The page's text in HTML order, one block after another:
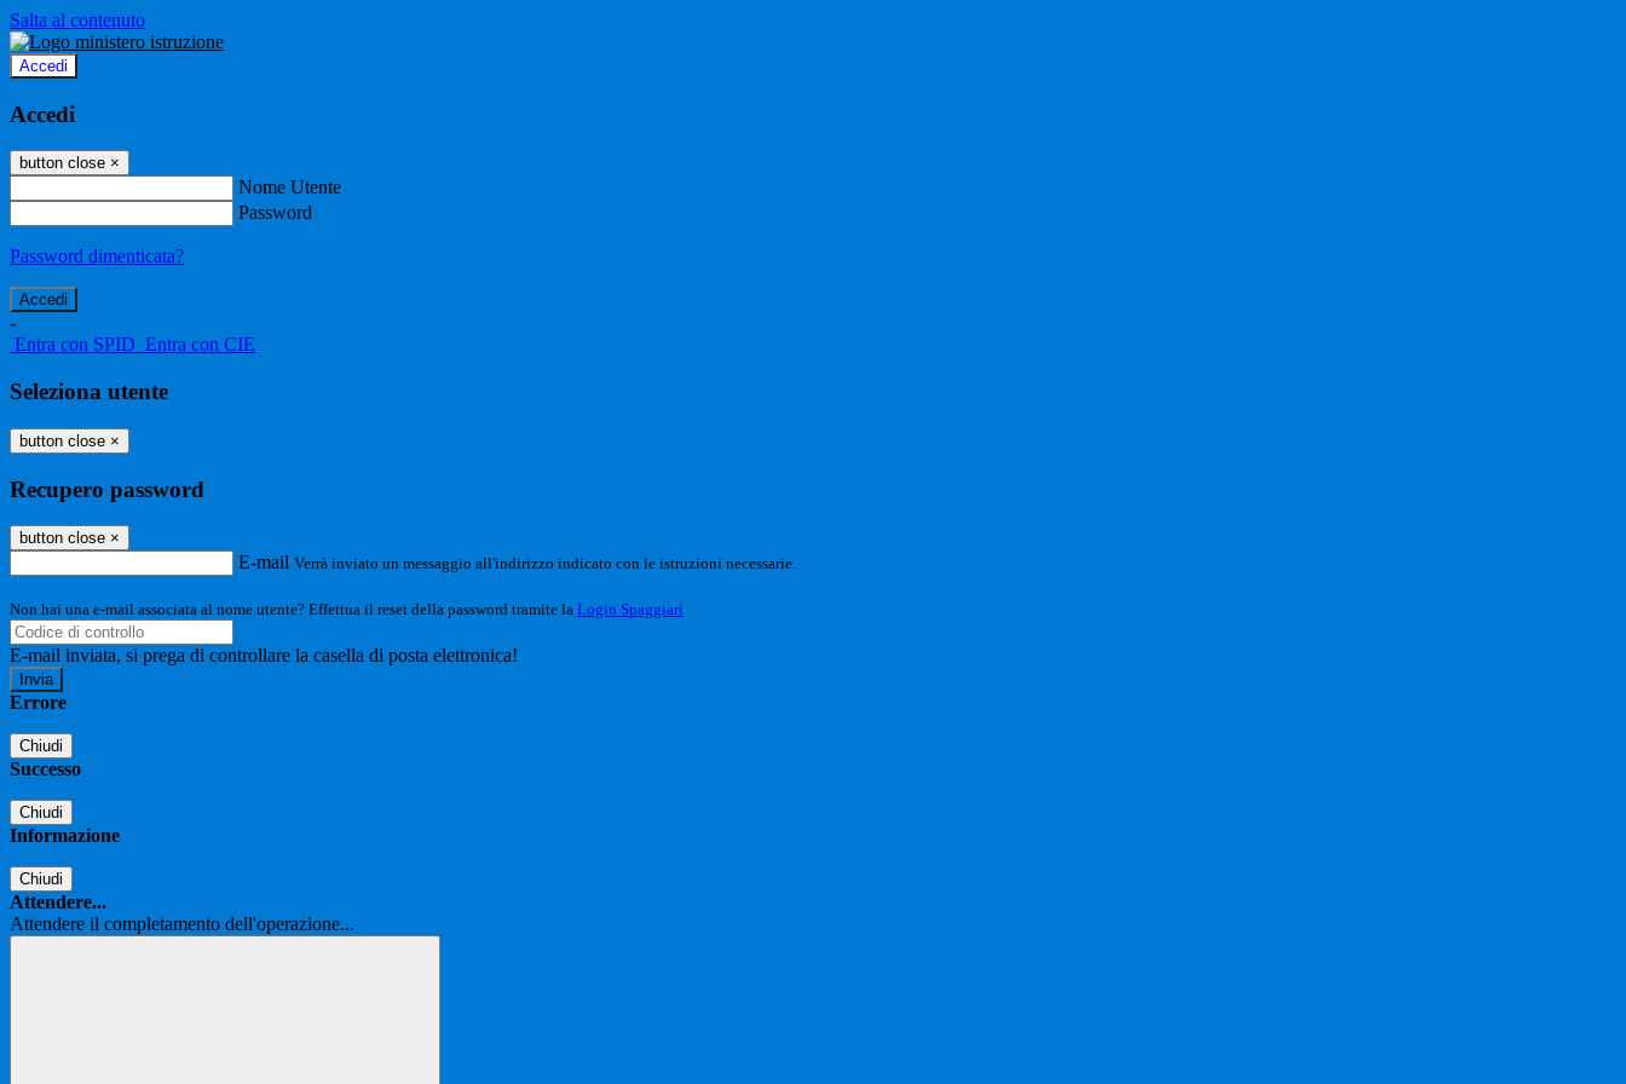
Salta al contenuto
Accedi
Accedi
button close ×
Nome Utente
Password
Password dimenticata?
-
Entra con SPID Entra con CIE
Seleziona utente
button close ×
Recupero password
button close ×
E-mail Verrà inviato un messaggio all'indirizzo indicato con le istruzioni necessarie.
Non hai una e-mail associata al nome utente? Effettua il reset della password tramite la Login Spaggiari
E-mail inviata, si prega di controllare la casella di posta elettronica!
Errore
Chiudi
Successo
Chiudi
Informazione
Chiudi
Attendere...
Attendere il completamento dell'operazione...